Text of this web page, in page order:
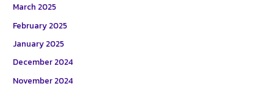
March 2025
February 2025
January 2025
December 2024
November 2024